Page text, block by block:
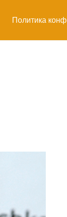
Политика